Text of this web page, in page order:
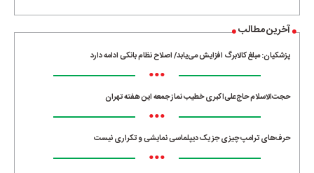
آخرین مطالب
پزشکیان: مبلغ کالابرگ افزایش می‌یابد/ اصلاح نظام بانکی ادامه دارد
•••
حجت‌الاسلام حاج‌علی‌اکبری خطیب نماز جمعه این هفته تهران
•••
حرف‌های ترامپ چیزی جز یک دیپلماسی نمایشی و تکراری نیست
•••